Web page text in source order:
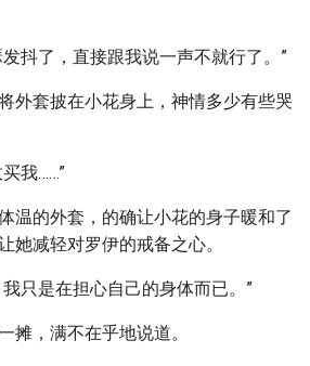
抖了，直接跟我说一声不就行了。”
外套披在小花身上，神情多少有些哭
我……”
温的外套，的确让小花的身子暖和了
她减轻对罗伊的戒备之心。
只是在担心自己的身体而已。”
摊，满不在乎地说道。